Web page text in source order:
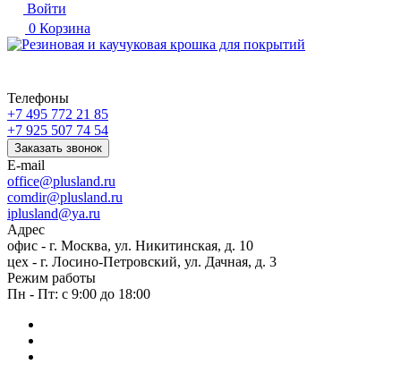
Войти
0 Корзина
Телефоны
+7 495 772 21 85
+7 925 507 74 54
Заказать звонок
E-mail
office@plusland.ru
comdir@plusland.ru
iplusland@ya.ru
Адрес
офис - г. Москва, ул. Никитинская, д. 10
цех - г. Лосино-Петровский, ул. Дачная, д. 3
Режим работы
Пн - Пт: с 9:00 до 18:00